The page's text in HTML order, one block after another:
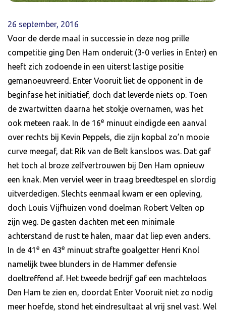
26 september, 2016
Voor de derde maal in successie in deze nog prille
competitie ging Den Ham onderuit (3-0 verlies in Enter) en
heeft zich zodoende in een uiterst lastige positie
gemanoeuvreerd. Enter Vooruit liet de opponent in de
beginfase het initiatief, doch dat leverde niets op. Toen
de zwartwitten daarna het stokje overnamen, was het
ook meteen raak. In de 16e minuut eindigde een aanval
over rechts bij Kevin Peppels, die zijn kopbal zo’n mooie
curve meegaf, dat Rik van de Belt kansloos was. Dat gaf
het toch al broze zelfvertrouwen bij Den Ham opnieuw
een knak. Men verviel weer in traag breedtespel en slordig
uitverdedigen. Slechts eenmaal kwam er een opleving,
doch Louis Vijfhuizen vond doelman Robert Velten op
zijn weg. De gasten dachten met een minimale
achterstand de rust te halen, maar dat liep even anders.
In de 41 e en 43e minuut strafte goalgetter Henri Knol
namelijk twee blunders in de Hammer defensie
doeltreffend af. Het tweede bedrijf gaf een machteloos
Den Ham te zien en, doordat Enter Vooruit niet zo nodig
meer hoefde, stond het eindresultaat al vrij snel vast. Wel